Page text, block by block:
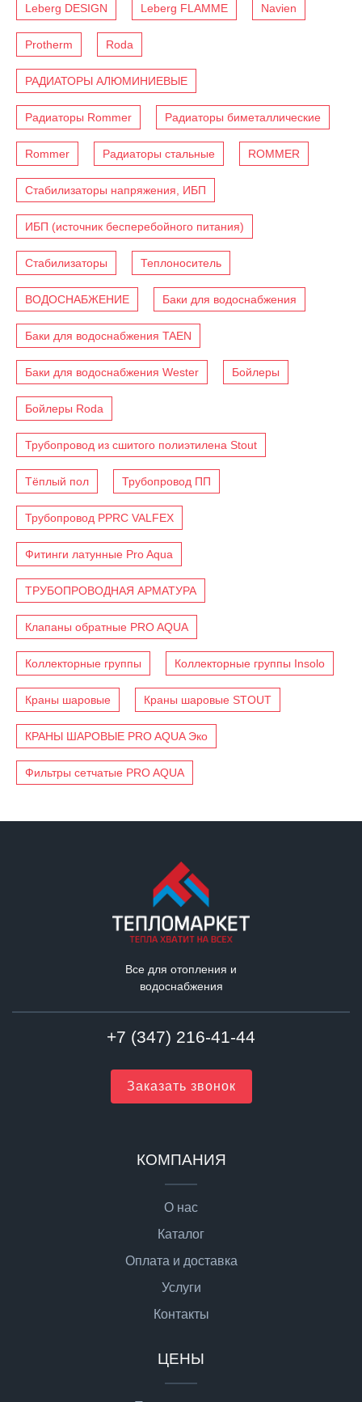
Leberg DESIGN Leberg FLAMME Navien
Protherm Roda
РАДИАТОРЫ АЛЮМИНИЕВЫЕ
Радиаторы Rommer Радиаторы биметаллические
Rommer Радиаторы стальные ROMMER
Стабилизаторы напряжения, ИБП
ИБП (источник бесперебойного питания)
Стабилизаторы Теплоноситель
ВОДОСНАБЖЕНИЕ Баки для водоснабжения
Баки для водоснабжения TAEN
Баки для водоснабжения Wester Бойлеры
Бойлеры Roda
Трубопровод из сшитого полиэтилена Stout
Тёплый пол Трубопровод ПП
Трубопровод PPRC VALFEX
Фитинги латунные Pro Aqua
ТРУБОПРОВОДНАЯ АРМАТУРА
Клапаны обратные PRO AQUA
Коллекторные группы Коллекторные группы Insolo
Краны шаровые Краны шаровые STOUT
КРАНЫ ШАРОВЫЕ PRO AQUA Эко
Фильтры сетчатые PRO AQUA
Все для отопления и
водоснабжения
+7 (347) 216-41-44
Заказать звонок
КОМПАНИЯ
О нас
Каталог
Оплата и доставка
Услуги
Контакты
ЦЕНЫ